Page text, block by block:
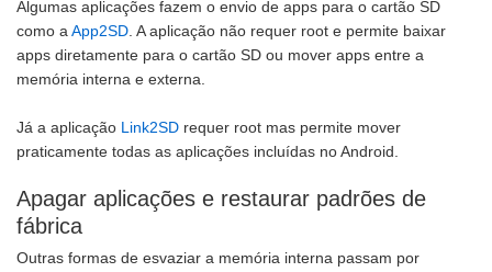
Algumas aplicações fazem o envio de apps para o cartão SD
como a App2SD . A aplicação não requer root e permite baixar
apps diretamente para o cartão SD ou mover apps entre a
memória interna e externa.
Já a aplicação Link2SD requer root mas permite mover
praticamente todas as aplicações incluídas no Android.
Apagar aplicações e restaurar padrões de
fábrica
Outras formas de esvaziar a memória interna passam por